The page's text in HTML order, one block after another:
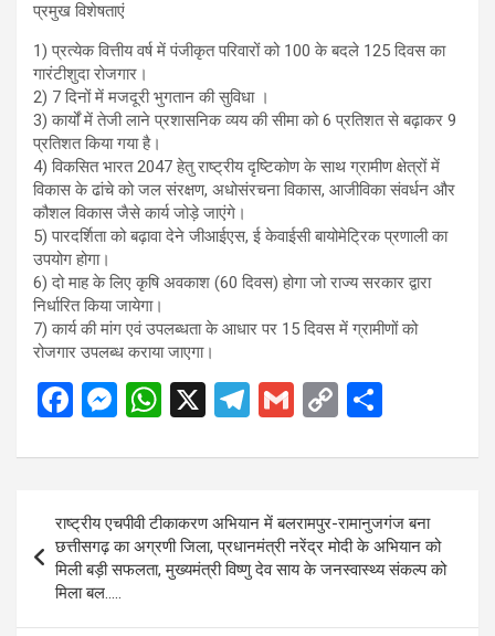
प्रमुख विशेषताएं
1) प्रत्येक वित्तीय वर्ष में पंजीकृत परिवारों को 100 के बदले 125 दिवस का
गारंटीशुदा रोजगार।
2) 7 दिनों में मजदूरी भुगतान की सुविधा ।
3) कार्यों में तेजी लाने प्रशासनिक व्यय की सीमा को 6 प्रतिशत से बढ़ाकर 9
प्रतिशत किया गया है।
4) विकसित भारत 2047 हेतु राष्ट्रीय दृष्टिकोण के साथ ग्रामीण क्षेत्रों में
विकास के ढांचे को जल संरक्षण, अधोसंरचना विकास, आजीविका संवर्धन और
कौशल विकास जैसे कार्य जोड़े जाएंगे।
5) पारदर्शिता को बढ़ावा देने जीआईएस, ई केवाईसी बायोमेट्रिक प्रणाली का
उपयोग होगा।
6) दो माह के लिए कृषि अवकाश (60 दिवस) होगा जो राज्य सरकार द्वारा
निर्धारित किया जायेगा।
7) कार्य की मांग एवं उपलब्धता के आधार पर 15 दिवस में ग्रामीणों को
रोजगार उपलब्ध कराया जाएगा।
F
ce
b
o
o
k
M
se
n
g
er
W
at
A
p
X
T
e
gr
a
m
G
ail
C
py
n
k
ar
e
navigation
राष्ट्रीय एचपीवी टीकाकरण अभियान में बलरामपुर-रामानुजगंज बना
छत्तीसगढ़ का अग्रणी जिला, प्रधानमंत्री नरेंद्र मोदी के अभियान को
मिली बड़ी सफलता, मुख्यमंत्री विष्णु देव साय के जनस्वास्थ्य संकल्प को
मिला बल…..